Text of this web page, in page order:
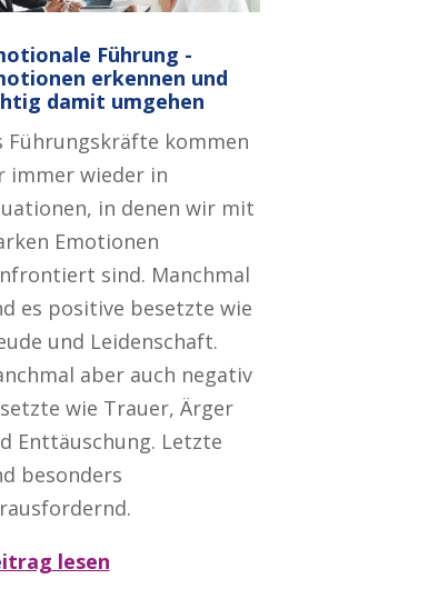
Führung -
erkennen und
damit umgehen
Führungskräfte kommen
immer wieder in
in denen wir mit
Emotionen
sind. Manchmal
es positive besetzte wie
und Leidenschaft.
aber auch negativ
wie Trauer, Ärger
Enttäuschung. Letzte
besonders
lesen